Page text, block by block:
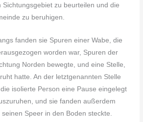
Sichtungsgebiet zu beurteilen und die
zu beruhigen.
fanden sie Spuren einer Wabe, die
worden war, Spuren der
Norden bewegte, und eine Stelle,
hatte. An der letztgenannten Stelle
isolierte Person eine Pause eingelegt
und sie fanden außerdem
Speer in den Boden steckte.